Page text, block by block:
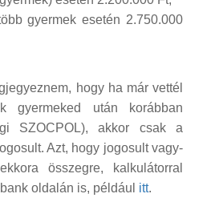
gyermek esetén 2.750.000
hogy ha már vettél
gyermeked után korábban
SZOCPOL), akkor csak a
Azt, hogy jogosult vagy-
összegre, kalkulátorral
oldalán is, például itt.